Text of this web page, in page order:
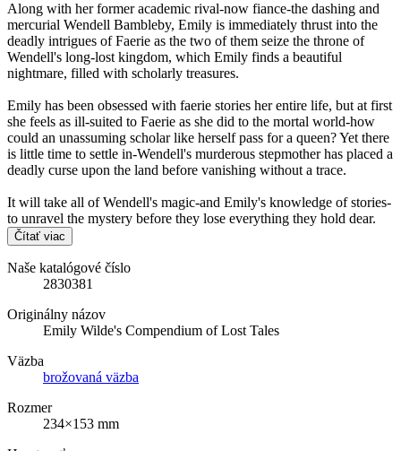
Along with her former academic rival-now fiance-the dashing and
mercurial Wendell Bambleby, Emily is immediately thrust into the
deadly intrigues of Faerie as the two of them seize the throne of
Wendell's long-lost kingdom, which Emily finds a beautiful
nightmare, filled with scholarly treasures.
Emily has been obsessed with faerie stories her entire life, but at first
she feels as ill-suited to Faerie as she did to the mortal world-how
could an unassuming scholar like herself pass for a queen? Yet there
is little time to settle in-Wendell's murderous stepmother has placed a
deadly curse upon the land before vanishing without a trace.
It will take all of Wendell's magic-and Emily's knowledge of stories-
to unravel the mystery before they lose everything they hold dear.
Čítať viac
Naše katalógové číslo
2830381
Originálny názov
Emily Wilde's Compendium of Lost Tales
Väzba
brožovaná väzba
Rozmer
234×153 mm